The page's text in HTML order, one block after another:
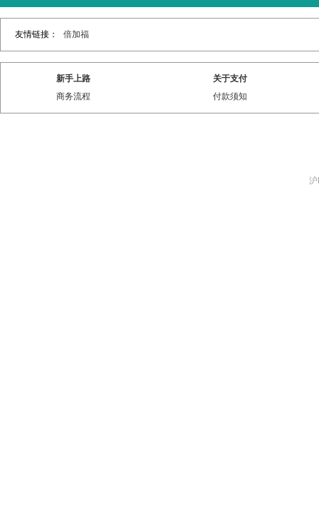
友情链接： 倍加福
新手上路
商务流程
关于支付
付款须知